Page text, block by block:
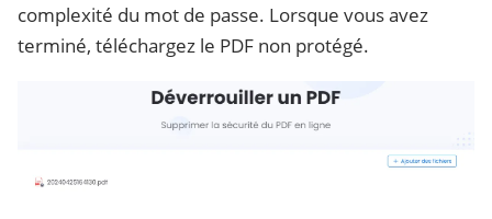
complexité du mot de passe. Lorsque vous avez
terminé, téléchargez le PDF non protégé.